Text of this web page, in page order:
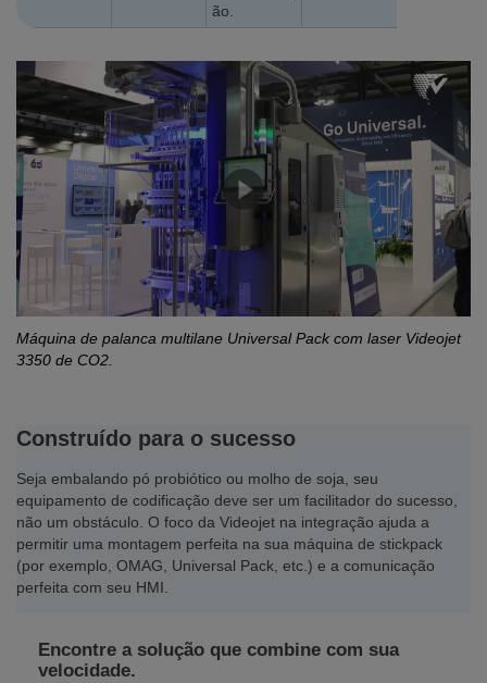
ão.
Máquina de palanca multilane Universal Pack com laser Videojet
3350 de CO2.
Construído para o sucesso
Seja embalando pó probiótico ou molho de soja, seu
equipamento de codificação deve ser um facilitador do sucesso,
não um obstáculo. O foco da Videojet na integração ajuda a
permitir uma montagem perfeita na sua máquina de stickpack
(por exemplo, OMAG, Universal Pack, etc.) e a comunicação
perfeita com seu HMI.
Encontre a solução que combine com sua
velocidade.